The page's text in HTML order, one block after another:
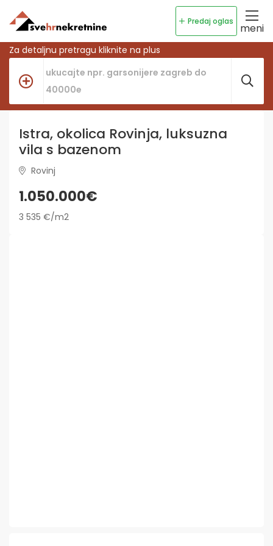
Predaj oglas
meni
Za detaljnu pretragu kliknite na plus
Istra, okolica Rovinja, luksuzna
vila s bazenom
Rovinj
1.050.000€
3 535 €/m2